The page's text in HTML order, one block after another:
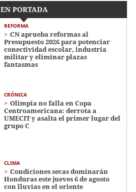
EN PORTADA
REFORMA
CN aprueba reformas al
Presupuesto 2026 para potenciar
conectividad escolar, industria
militar y eliminar plazas
fantasmas
CRÓNICA
Olimpia no falla en Copa
Centroamericana: derrota a
UMECIT y asalta el primer lugar del
grupo C
CLIMA
Condiciones secas dominarán
Honduras este jueves 6 de agosto
con lluvias en el oriente